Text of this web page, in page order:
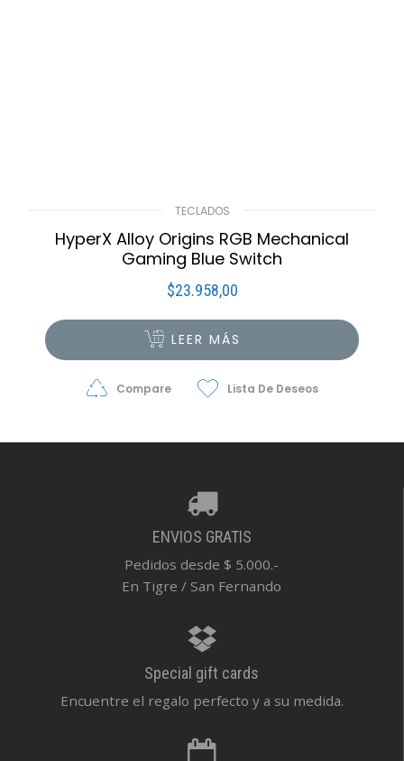
TECLADOS
HyperX Alloy Origins RGB Mechanical
Gaming Blue Switch
$23.958,00
LEER MÁS
Compare Lista De Deseos
ENVIOS GRATIS
Pedidos desde $ 5.000.-
En Tigre / San Fernando
Special gift cards
Encuentre el regalo perfecto y a su medida.